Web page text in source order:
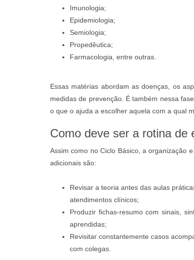
Imunologia;
Epidemiologia;
Semiologia;
Propedêutica;
Farmacologia, entre outras.
Essas matérias abordam as doenças, os
medidas de prevenção. É também nessa
o que o ajuda a escolher aquela com a qual
Como deve ser a rotina de
Assim como no Ciclo Básico, a organização e
adicionais são:
Revisar a teoria antes das aulas
atendimentos clínicos;
Produzir fichas-resumo com sinais,
aprendidas;
Revisitar constantemente casos
com colegas.